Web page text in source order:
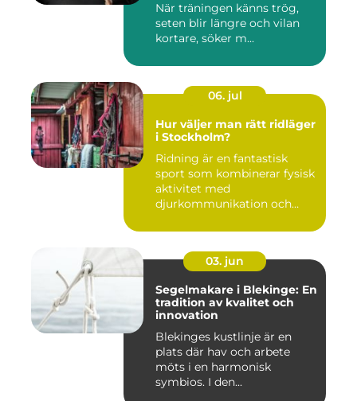
När träningen känns trög,
seten blir längre och vilan
kortare, söker m...
06. jul
Hur väljer man rätt ridläger
i Stockholm?
Ridning är en fantastisk
sport som kombinerar fysisk
aktivitet med
djurkommunikation och
03. jun
Segelmakare i Blekinge: En
tradition av kvalitet och
innovation
Blekinges kustlinje är en
plats där hav och arbete
möts i en harmonisk
symbios. I den...